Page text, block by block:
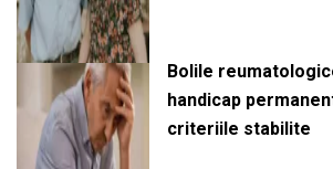
Bolile
handicap
criteriile stabilite